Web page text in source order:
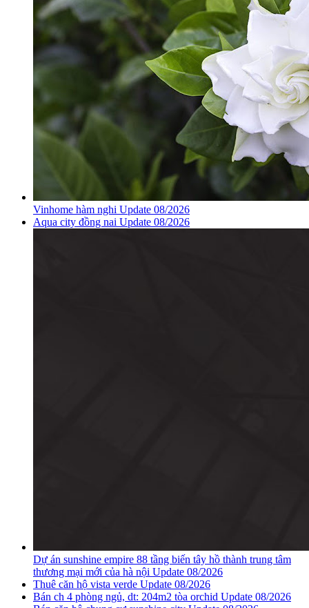
Vinhome hàm nghi Update 08/2026
Aqua city đồng nai Update 08/2026
Dự án sunshine empire 88 tầng biến tây hồ thành trung tâm
thương mại mới của hà nội Update 08/2026
Thuê căn hộ vista verde Update 08/2026
Bán ch 4 phòng ngủ, dt: 204m2 tòa orchid Update 08/2026